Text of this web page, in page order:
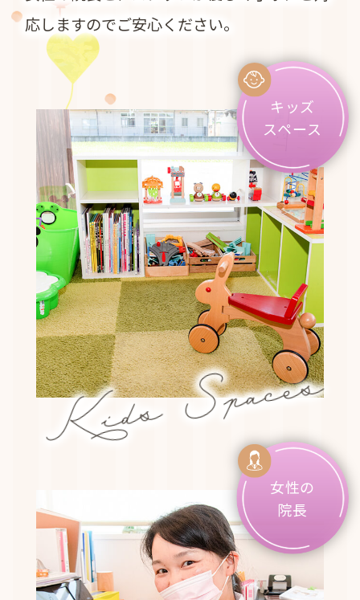
応しますのでご安心ください。
キッズ
スペース
Kids Spaces
女性の
院長